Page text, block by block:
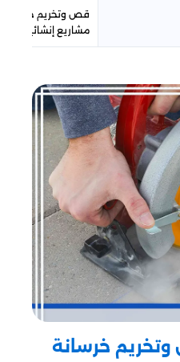
قص وتخريم جميع
مشاريع إنشائية –
خرسانة